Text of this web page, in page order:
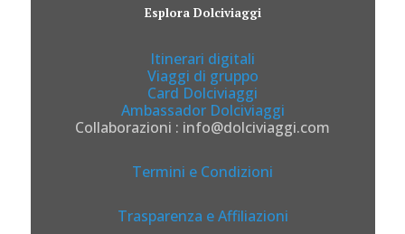
Esplora Dolciviaggi
Itinerari digitali
Viaggi di gruppo
Card Dolciviaggi
Ambassador Dolciviaggi
Collaborazioni : info@dolciviaggi.com
Termini e Condizioni
Trasparenza e Affiliazioni